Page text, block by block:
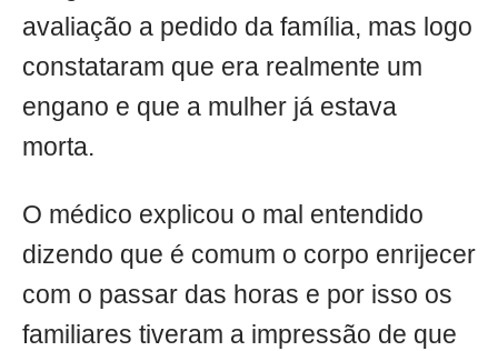
avaliação a pedido da família, mas logo
constataram que era realmente um
engano e que a mulher já estava
morta.
O médico explicou o mal entendido
dizendo que é comum o corpo enrijecer
com o passar das horas e por isso os
familiares tiveram a impressão de que